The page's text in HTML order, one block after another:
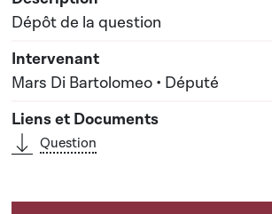
Dépôt de la question
Mars Di Bartolomeo • Député
Question